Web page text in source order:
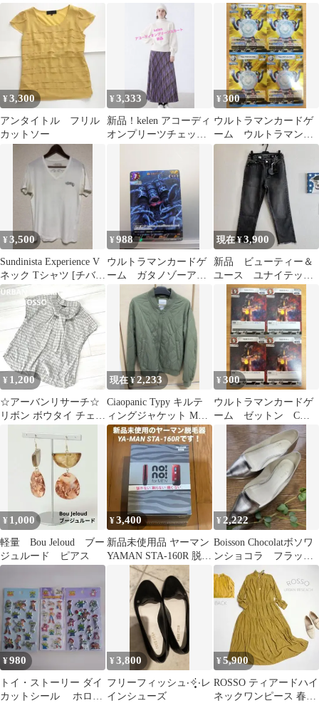
ンピース
ロングスカート38 洗え
る両ポケット◎
¥3,300
アンタイトル フリル
カットソー
¥3,333
新品！kelen アコーディ
オンプリーツチェック
¥300
ウルトラマンカードゲ
ーム ウルトラマンタ
イタス RR BP08-042 4
¥3,500
Sundinista Experience V
ネック Tシャツ [チバユ
ウスケ]
¥988
ウルトラマンカードゲ
ーム ガタノゾーア
AP BP05-084
現在 ¥3,900
新品 ビューティー＆
ユース ユナイテッド
アローズ 9分丈ブラッ
クデニム25
¥ 1,200
☆アーバンリサーチ☆
リボン ボウタイ チェッ
現在 ¥2,233
Ciaopanic Typy キルテ
ィングジャケット Mサ
イズ オリーブグリーン
¥300
ウルトラマンカードゲ
ーム ゼットン C
BP03-076 4枚 美品
¥ 1,000
軽量 Bou Jeloud ブー
ジュルード ピアス
¥3,400
新品未使用品 ヤーマン
YAMAN STA-160R 脱毛
器ノーノーフォーメン
¥ 2,222
Boisson Chocolatボソワ
ンショコラ フラット
シューズ 22.5
¥980
トイ・ストーリー ダイ
カットシール ホログ
¥3,800
フリーフィッシュ‧✧̣̥̇‧レ
インシューズ
¥5,900
ROSSO ティアードハイ
ネックワンピース 春